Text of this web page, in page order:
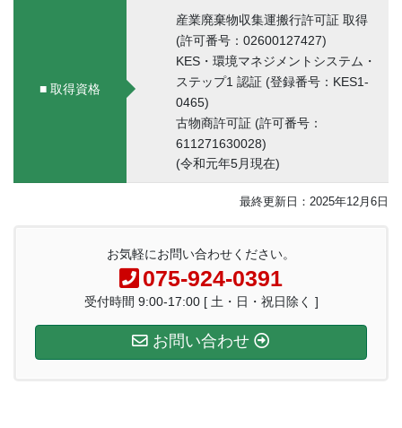
■ 取得資格
産業廃棄物収集運搬行許可証 取得
(許可番号：02600127427)
KES・環境マネジメントシステム・
ステップ1 認証 (登録番号：KES1-
0465)
古物商許可証 (許可番号：
611271630028)
(令和元年5月現在)
最終更新日：2025年12月6日
お気軽にお問い合わせください。
075-924-0391
受付時間 9:00-17:00 [ 土・日・祝日除く ]
お問い合わせ